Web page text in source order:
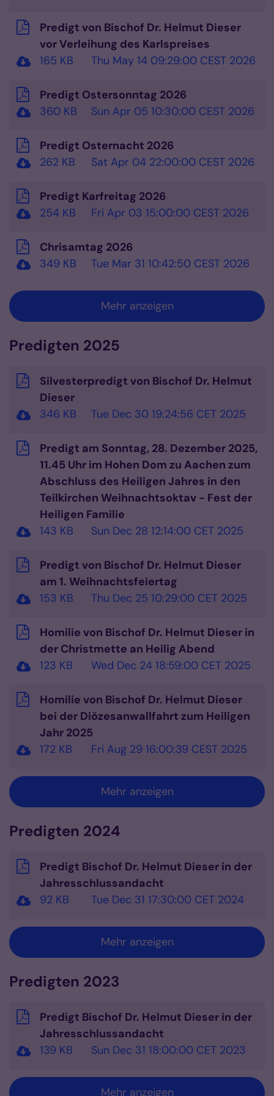
Predigt von Bischof Dr. Helmut Dieser
vor Verleihung des Karlspreises
165 KB
Thu May 14 09:29:00 CEST 2026
Predigt Ostersonntag 2026
360 KB
Sun Apr 05 10:30:00 CEST 2026
Predigt Osternacht 2026
262 KB
Sat Apr 04 22:00:00 CEST 2026
Predigt Karfreitag 2026
254 KB
Fri Apr 03 15:00:00 CEST 2026
Chrisamtag 2026
349 KB
Tue Mar 31 10:42:50 CEST 2026
Mehr anzeigen
Predigten 2025
Silvesterpredigt von Bischof Dr. Helmut
Dieser
346 KB
Tue Dec 30 19:24:56 CET 2025
Predigt am Sonntag, 28. Dezember 2025,
11.45 Uhr im Hohen Dom zu Aachen zum
Abschluss des Heiligen Jahres in den
Teilkirchen Weihnachtsoktav - Fest der
Heiligen Familie
143 KB
Sun Dec 28 12:14:00 CET 2025
Predigt von Bischof Dr. Helmut Dieser
am 1. Weihnachtsfeiertag
153 KB
Thu Dec 25 10:29:00 CET 2025
Homilie von Bischof Dr. Helmut Dieser in
der Christmette an Heilig Abend
123 KB
Wed Dec 24 18:59:00 CET 2025
Homilie von Bischof Dr. Helmut Dieser
bei der Diözesanwallfahrt zum Heiligen
Jahr 2025
172 KB
Fri Aug 29 16:00:39 CEST 2025
Mehr anzeigen
Predigten 2024
Predigt Bischof Dr. Helmut Dieser in der
Jahresschlussandacht
92 KB
Tue Dec 31 17:30:00 CET 2024
Mehr anzeigen
Predigten 2023
Predigt Bischof Dr. Helmut Dieser in der
Jahresschlussandacht
139 KB
Sun Dec 31 18:00:00 CET 2023
Mehr anzeigen